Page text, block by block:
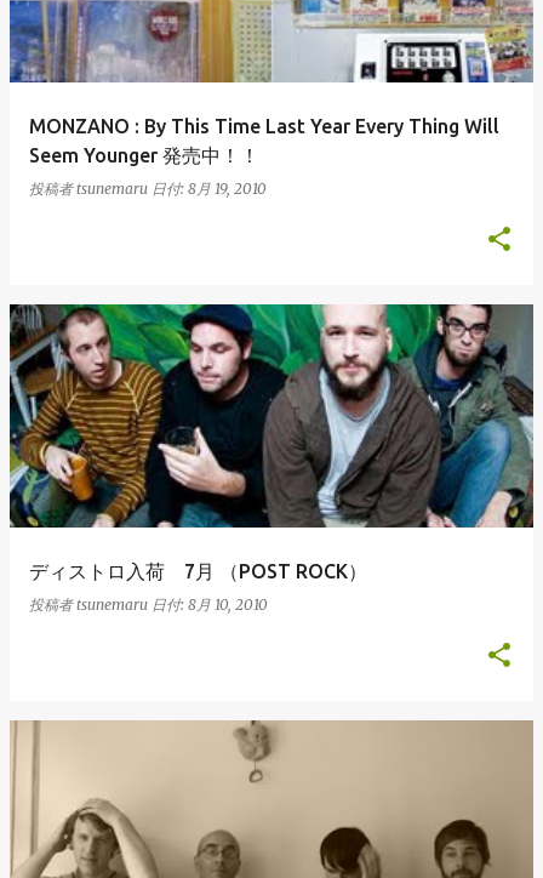
MONZANO : By This Time Last Year Every Thing Will
Seem Younger 発売中！！
投稿者tsunemaru 日付: 8月 19, 2010
ディストロ入荷 7月 （POST ROCK）
投稿者tsunemaru 日付: 8月 10, 2010